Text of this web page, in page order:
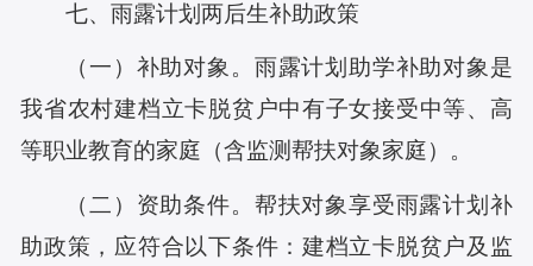
七、雨露计划两后生补助政策
（一）补助对象。雨露计划助学补助对象是
我省农村建档立卡脱贫户中有子女接受中等、高
等职业教育的家庭（含监测帮扶对象家庭）。
（二）资助条件。帮扶对象享受雨露计划补
助政策，应符合以下条件：建档立卡脱贫户及 监